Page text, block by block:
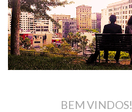
BEM VINDOS!